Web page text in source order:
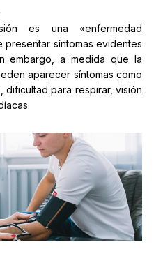
es una «enfermedad
síntomas evidentes
embargo, a medida que la
aparecer síntomas como
para respirar, visión